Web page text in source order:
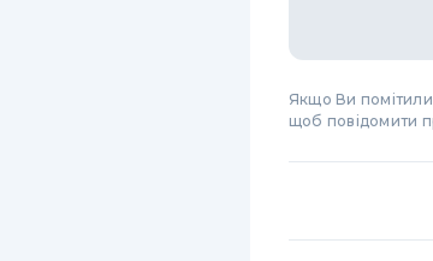
Якщо Ви помітили
щоб повідомити